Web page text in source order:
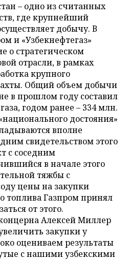
– одно из считанных
где крупнейший
добычу. В
и «Узбекнефтегаз»
о стратегическом
отрасли, в рамках
крупного
Общий объем добычи
в прошлом году составил
годом ранее – 334 млн.
достояния»
вполне
свидетельством этого
с соседним
в начале этого
тяжбы с
цены на закупки
топлива Газпром принял
от этого.
Алексей Миллер
закупки у
оцениваем результаты
с нашими узбекскими